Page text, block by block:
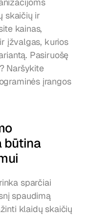
skaičių ir
kainas,
įžvalgas, kurios
Pasiruošę
Naršykite
įrangos
būtina
sparčiai
spaudimą
klaidų skaičių